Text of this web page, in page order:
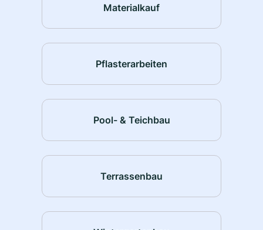
Materialkauf
Pflasterarbeiten
Pool- & Teichbau
Terrassenbau